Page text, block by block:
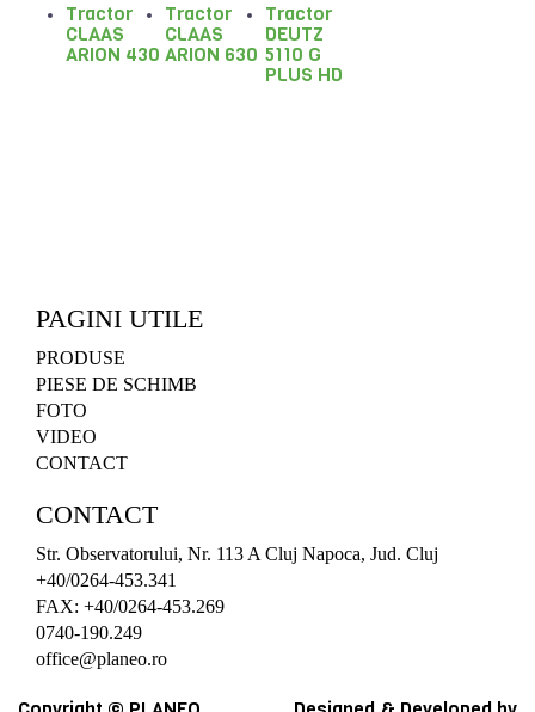
Tractor
CLAAS
ARION 430
Tractor
CLAAS
ARION 630
Tractor
DEUTZ
5110 G
PLUS HD
PAGINI UTILE
PRODUSE
PIESE DE SCHIMB
FOTO
VIDEO
CONTACT
CONTACT
Str. Observatorului, Nr. 113 A Cluj Napoca, Jud. Cluj
+40/0264-453.341
FAX: +40/0264-453.269
0740-190.249
office@planeo.ro